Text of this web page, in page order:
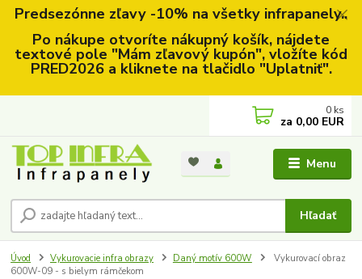
Predsezónne zľavy -10% na všetky infrapanely..
Po nákupe otvoríte nákupný košík, nájdete
textové pole "Mám zľavový kupón", vložíte kód
PRED2026 a kliknete na tlačidlo "Uplatniť".
Menu
Hľadať
0 ks
za 0,00 EUR
Úvod Vykurovacie infra obrazy Daný motív 600W
Vykurovací obraz
600W-09 - s bielym rámčekom